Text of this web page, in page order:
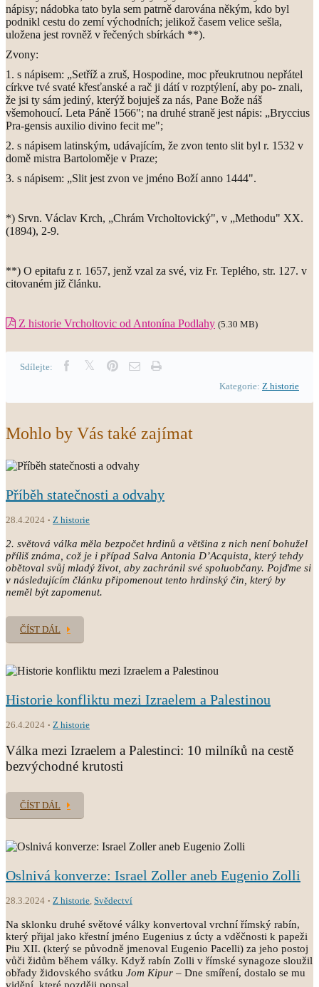
nápisy; nádobka tato byla sem patrně darována někým, kdo byl
podnikl cestu do zemí východních; jelikož časem velice sešla,
uložena jest rovněž v řečených sbírkách **).
Zvony:
1. s nápisem: „Setříž a zruš, Hospodine, moc přeukrutnou nepřátel
církve tvé svaté křesťanské a rač ji dátí v rozptýlení, aby po- znali,
že jsi ty sám jediný, kterýž bojuješ za nás, Pane Bože náš
všemohoucí. Leta Páně 1566"; na druhé straně jest nápis: „Bryccius
Pra-gensis auxilio divino fecit me";
2. s nápisem latinským, udávajícím, že zvon tento slit byl r. 1532 v
domě mistra Bartoloměje v Praze;
3. s nápisem: „Slit jest zvon ve jméno Boží anno 1444".
*) Srvn. Václav Krch, „Chrám Vrcholtovický", v „Methodu" XX.
(1894), 2-9.
**) O epitafu z r. 1657, jenž vzal za své, viz Fr. Teplého, str. 127. v
citovaném již článku.
Z historie Vrcholtovic od Antonína Podlahy (5.30 MB)
Sdílejte:
Kategorie: Z historie
Mohlo by Vás také zajímat
Příběh statečnosti a odvahy
28.4.2024 Z historie
2. světová válka měla bezpočet hrdinů a většina z nich není bohužel
příliš známa, což je i případ Salva Antonia D’Acquista, který tehdy
obětoval svůj mladý život, aby zachránil své spoluobčany. Pojďme si
v následujícím článku připomenout tento hrdinský čin, který by
neměl být zapomenut.
ČÍST DÁL
Historie konfliktu mezi Izraelem a Palestinou
26.4.2024 Z historie
Válka mezi Izraelem a Palestinci: 10 milníků na cestě
bezvýchodné krutosti
ČÍST DÁL
Oslnivá konverze: Israel Zoller aneb Eugenio Zolli
28.3.2024 Z historie, Svědectví
Na sklonku druhé světové války konvertoval vrchní římský rabín,
který přijal jako křestní jméno Eugenius z úcty a vděčnosti k papeži
Piu XII. (který se původně jmenoval Eugenio Pacelli) za jeho postoj
vůči židům během války. Když rabín Zolli v římské synagoze sloužil
obřady židovského svátku Jom Kipur – Dne smíření, dostalo se mu